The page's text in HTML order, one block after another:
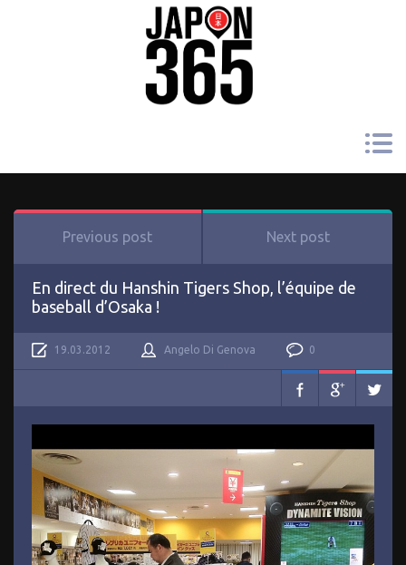
Previous post Next post
En direct du Hanshin Tigers Shop, l’équipe de
baseball d’Osaka !
19.03.2012 Angelo Di Genova 0